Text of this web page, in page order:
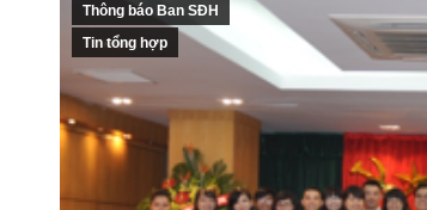
Thông báo Ban SĐH
Tin tổng hợp